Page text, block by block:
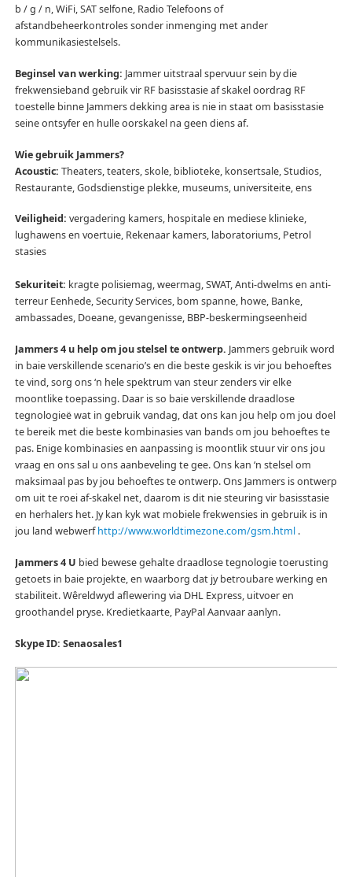
b / g / n, WiFi, SAT selfone, Radio Telefoons of
afstandbeheerkontroles sonder inmenging met ander
kommunikasiestelsels.
Beginsel van werking: Jammer uitstraal spervuur sein by die
frekwensieband gebruik vir RF basisstasie af skakel oordrag RF
toestelle binne Jammers dekking area is nie in staat om basisstasie
seine ontsyfer en hulle oorskakel na geen diens af.
Wie gebruik Jammers?
Acoustic: Theaters, teaters, skole, biblioteke, konsertsale, Studios,
Restaurante, Godsdienstige plekke, museums, universiteite, ens
Veiligheid: vergadering kamers, hospitale en mediese klinieke,
lughawens en voertuie, Rekenaar kamers, laboratoriums, Petrol
stasies
Sekuriteit: kragte polisiemag, weermag, SWAT, Anti-dwelms en anti-
terreur Eenhede, Security Services, bom spanne, howe, Banke,
ambassades, Doeane, gevangenisse, BBP-beskermingseenheid
Jammers 4 u help om jou stelsel te ontwerp. Jammers gebruik word
in baie verskillende scenario’s en die beste geskik is vir jou behoeftes
te vind, sorg ons ‘n hele spektrum van steur zenders vir elke
moontlike toepassing. Daar is so baie verskillende draadlose
tegnologieë wat in gebruik vandag, dat ons kan jou help om jou doel
te bereik met die beste kombinasies van bands om jou behoeftes te
pas. Enige kombinasies en aanpassing is moontlik stuur vir ons jou
vraag en ons sal u ons aanbeveling te gee.Ons kan ‘n stelsel om
maksimaal pas by jou behoeftes te ontwerp.Ons Jammers is ontwerp
om uit te roei af-skakel net, daarom is dit nie steuring vir basisstasie
en herhalers het. Jy kan kyk wat mobiele frekwensies in gebruik is in
jou land webwerfhttp://www.worldtimezone.com/gsm.html.
Jammers 4 U bied bewese gehalte draadlose tegnologie toerusting
getoets in baie projekte, en waarborg dat jy betroubare werking en
stabiliteit.Wêreldwyd aflewering via DHL Express, uitvoer en
groothandel pryse. Kredietkaarte, PayPal Aanvaar aanlyn.
Skype ID: Senaosales1